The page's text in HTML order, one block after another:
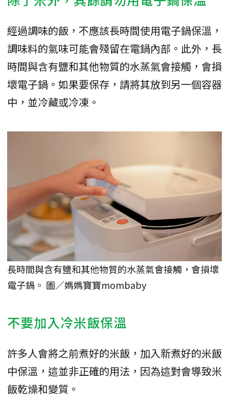
經過調味的飯，不應該長時間使用電子鍋保溫，
調味料的氣味可能會殘留在電鍋內部。此外，長
時間與含有鹽和其他物質的水蒸氣會接觸，會損
壞電子鍋。如果要保存，請將其放到另一個容器
中，並冷藏或冷凍。
長時間與含有鹽和其他物質的水蒸氣會接觸，會損壞
電子鍋。 圖／媽媽寶寶mombaby
不要加入冷米飯保溫
許多人會將之前煮好的米飯，加入新煮好的米飯
中保溫，這並非正確的用法，因為這對會導致米
飯乾燥和變質。